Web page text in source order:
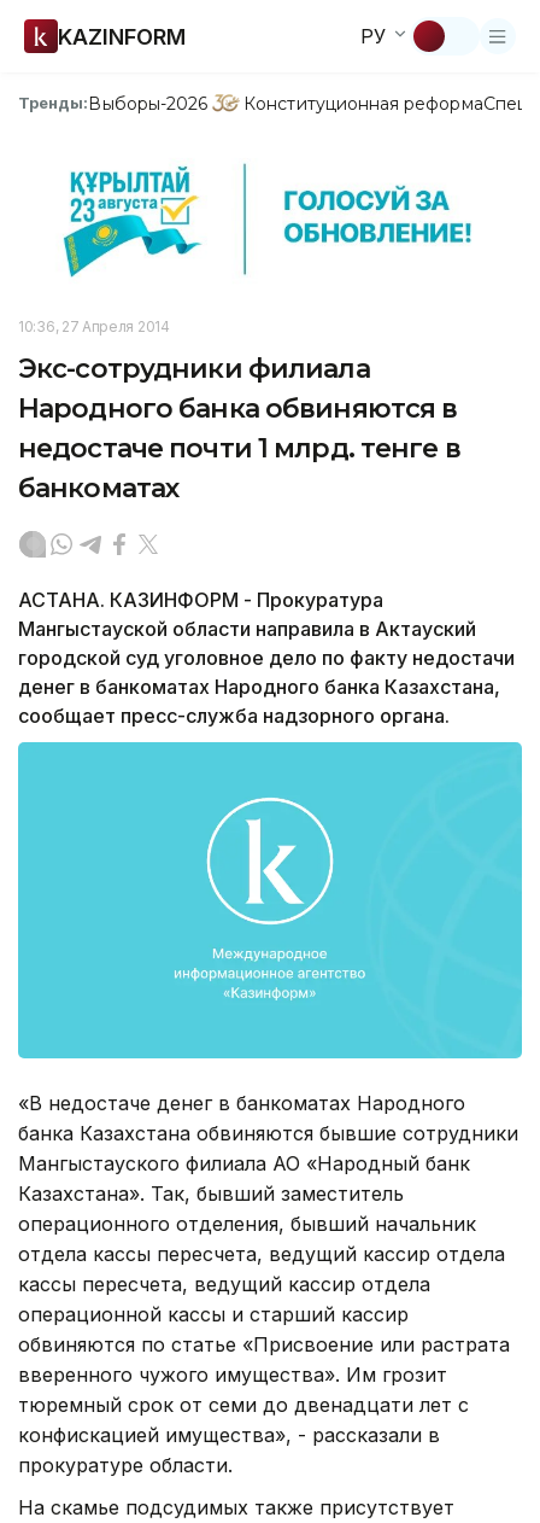
KAZINFORM РУ
Тренды:Выборы-2026 Конституционная реформа
10:36, 27 Апреля 2014
Экс-сотрудники филиала
Народного банка обвиняются в
недостаче почти 1 млрд. тенге в
банкоматах
АСТАНА. КАЗИНФОРМ - Прокуратура
Мангыстауской области направила в Актауский
городской суд уголовное дело по факту недостачи
денег в банкоматах Народного банка Казахстана,
сообщает пресс-служба надзорного органа.
«В недостаче денег в банкоматах Народного
банка Казахстана обвиняются бывшие сотрудники
Мангыстауского филиала АО «Народный банк
Казахстана». Так, бывший заместитель
операционного отделения, бывший начальник
отдела кассы пересчета, ведущий кассир отдела
кассы пересчета, ведущий кассир отдела
операционной кассы и старший кассир
обвиняются по статье «Присвоение или растрата
вверенного чужого имущества». Им грозит
тюремный срок от семи до двенадцати лет с
конфискацией имущества», - рассказали в
прокуратуре области.
На скамье подсудимых также присутствует